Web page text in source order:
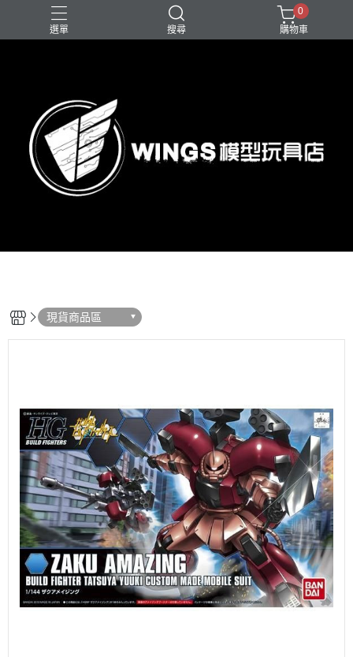
選單 搜尋
0
購物車
現貨商品區